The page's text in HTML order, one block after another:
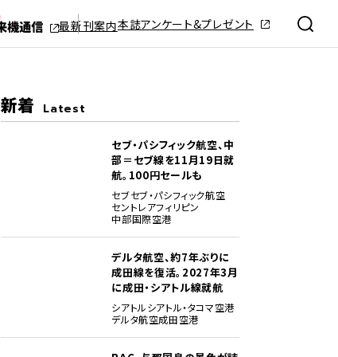
最新刊案内本誌アンケート&プレゼント
新着 Latest
セブ・パシフィック航空、中
部＝セブ線を11月19日就
航。100円セールも
セブセブ・パシフィック航空
セントレアフィリピン
中部国際空港
デルタ航空、約7年ぶりに
成田線を復活。2027年3月
に成田・シアトル線就航
シアトルシアトル・タコマ空港
デルタ航空成田空港